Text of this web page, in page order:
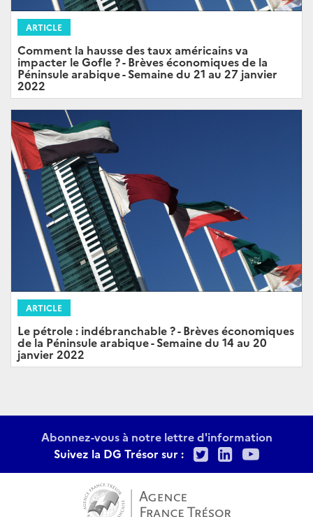
ARTICLE
Comment la hausse des taux américains va
impacter le Gofle ? - Brèves économiques de la
Péninsule arabique - Semaine du 21 au 27 janvier
2022
ARTICLE
Le pétrole : indébranchable ? - Brèves économiques
de la Péninsule arabique - Semaine du 14 au 20
janvier 2022
Abonnez-vous à notre lettre d'information
Suivez la DG Trésor sur :
TwitterLinkedIn